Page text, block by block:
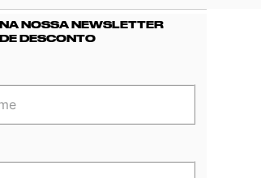
NOSSA NEWSLETTER
DESCONTO